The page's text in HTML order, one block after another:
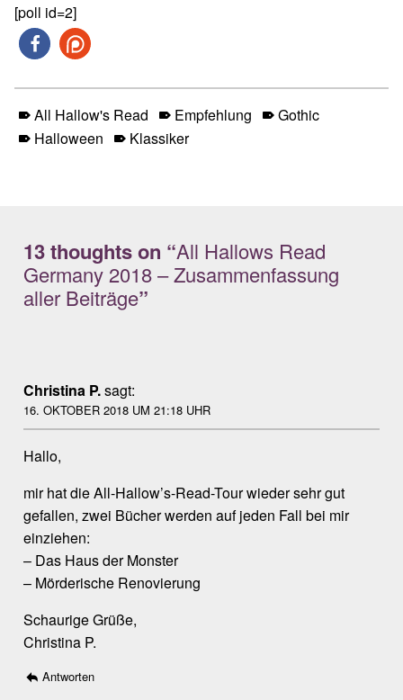
[poll id=2]
All Hallow's Read Empfehlung
Gothic
Halloween
Klassiker
13 thoughts on “All Hallows Read
Germany 2018 – Zusammenfassung
aller Beiträge”
Christina P.sagt:
16. OKTOBER 2018 UM 21:18 UHR
Hallo,
mir hat die All-Hallow’s-Read-Tour wieder sehr gut
gefallen, zwei Bücher werden auf jeden Fall bei mir
einziehen:
– Das Haus der Monster
– Mörderische Renovierung
Schaurige Grüße,
Christina P.
Antworten